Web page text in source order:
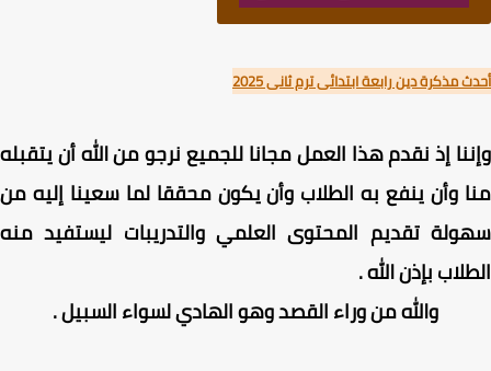
مذكرة دين رابعة ابتدائى ترم ثانى 2025
إذ نقدم هذا العمل مجانا للجميع نرجو من الله أن يتقبله
وأن ينفع به الطلاب وأن يكون محققا لما سعينا إليه من
تقديم المحتوى العلمي والتدريبات ليستفيد منه
بإذن الله .
والله من وراء القصد وهو الهادي لسواء السبيل .